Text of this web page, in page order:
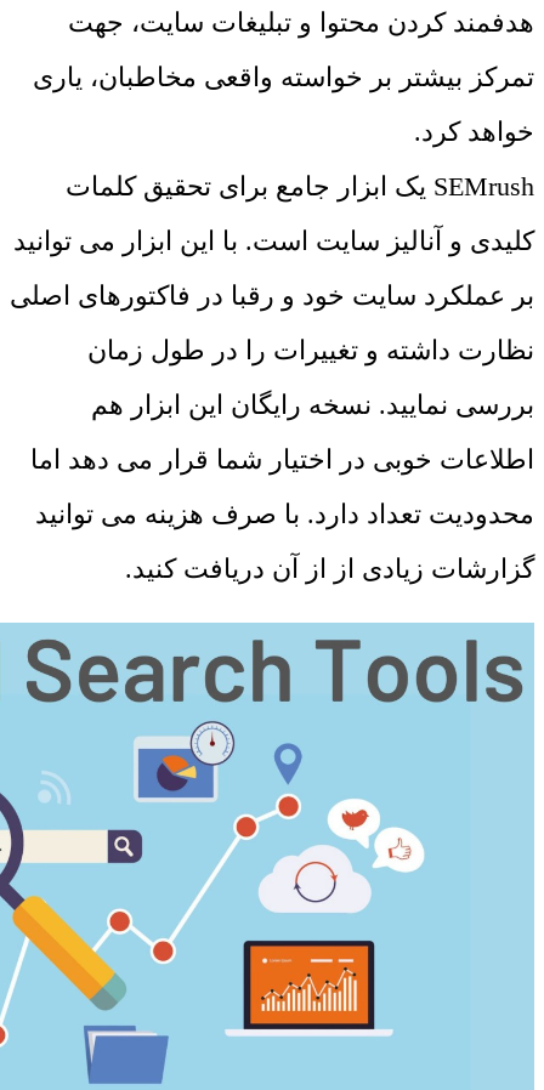
هدفمند کردن محتوا و تبلیغات سایت، جهت
تمرکز بیشتر بر خواسته واقعی مخاطبان، یاری
خواهد کرد.
SEMrush یک ابزار جامع برای تحقیق کلمات
کلیدی و آنالیز سایت است. با این ابزار می توانید
بر عملکرد سایت خود و رقبا در فاکتورهای اصلی
نظارت داشته و تغییرات را در طول زمان
بررسی نمایید. نسخه رایگان این ابزار هم
اطلاعات خوبی در اختیار شما قرار می دهد اما
محدودیت تعداد دارد. با صرف هزینه می توانید
گزارشات زیادی از از آن دریافت کنید.